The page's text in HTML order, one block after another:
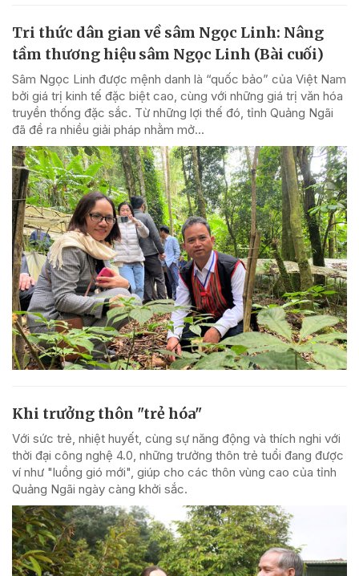
Tri thức dân gian về sâm Ngọc Linh: Nâng
tầm thương hiệu sâm Ngọc Linh (Bài cuối)
Sâm Ngọc Linh được mệnh danh là “quốc bảo” của Việt Nam
bởi giá trị kinh tế đặc biệt cao, cùng với những giá trị văn hóa
truyền thống đặc sắc. Từ những lợi thế đó, tỉnh Quảng Ngãi
đã đề ra nhiều giải pháp nhằm mở...
Khi trưởng thôn "trẻ hóa"
Với sức trẻ, nhiệt huyết, cùng sự năng động và thích nghi với
thời đại công nghệ 4.0, những trưởng thôn trẻ tuổi đang được
ví như "luồng gió mới", giúp cho các thôn vùng cao của tỉnh
Quảng Ngãi ngày càng khởi sắc.